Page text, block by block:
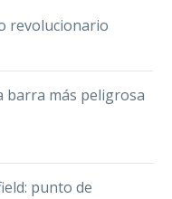
revolucionario
barra más peligrosa
punto de